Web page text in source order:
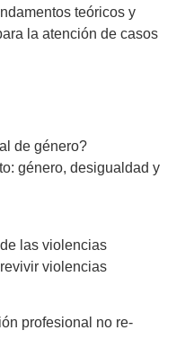
teóricos y
la atención de casos
de género?
género, desigualdad y
las violencias
violencias
profesional no re-